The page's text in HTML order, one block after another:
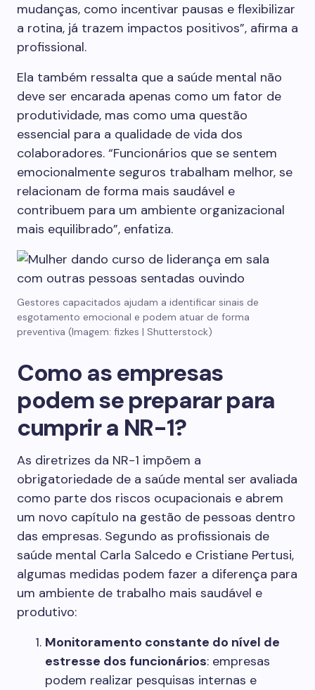
mudanças, como incentivar pausas e flexibilizar
a rotina, já trazem impactos positivos”, afirma a
profissional.
Ela também ressalta que a saúde mental não
deve ser encarada apenas como um fator de
produtividade, mas como uma questão
essencial para a qualidade de vida dos
colaboradores. “Funcionários que se sentem
emocionalmente seguros trabalham melhor, se
relacionam de forma mais saudável e
contribuem para um ambiente organizacional
mais equilibrado”, enfatiza.
Gestores capacitados ajudam a identificar sinais de
esgotamento emocional e podem atuar de forma
preventiva (Imagem: fizkes | Shutterstock)
Como as empresas
podem se preparar para
cumprir a NR-1?
As diretrizes da NR-1 impõem a
obrigatoriedade de a saúde mental ser avaliada
como parte dos riscos ocupacionais e abrem
um novo capítulo na gestão de pessoas dentro
das empresas. Segundo as profissionais de
saúde mental Carla Salcedo e Cristiane Pertusi,
algumas medidas podem fazer a diferença para
um ambiente de trabalho mais saudável e
produtivo:
Monitoramento constante do nível de
estresse dos funcionários: empresas
podem realizar pesquisas internas e